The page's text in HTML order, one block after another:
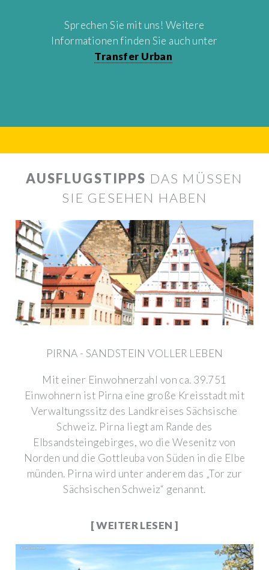
Sprechen Sie mit uns! Weitere
Informationen finden Sie auch unter
Transfer Urban.
AUSFLUGSTIPPS DAS MÜSSEN
SIE GESEHEN HABEN
PIRNA - SANDSTEIN VOLLER LEBEN
Mit einer Einwohnerzahl von ca. 39.751
Einwohnern ist Pirna eine große Kreisstadt mit
Verwaltungssitz des Landkreises Sächsische
Schweiz. Pirna liegt am Rande des
Elbsandsteingebirges, wo die Wesenitz von
Norden und die Gottleuba von Süden in die Elbe
münden. Pirna wird unter anderem das „Tor zur
Sächsischen Schweiz“ genannt.
[ WEITER LESEN ]